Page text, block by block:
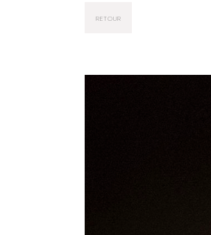
RETOUR